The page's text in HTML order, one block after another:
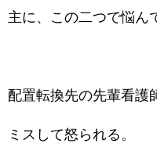
主に、この二つで悩ん
配置転換先の先輩看護
ミスして怒られる。